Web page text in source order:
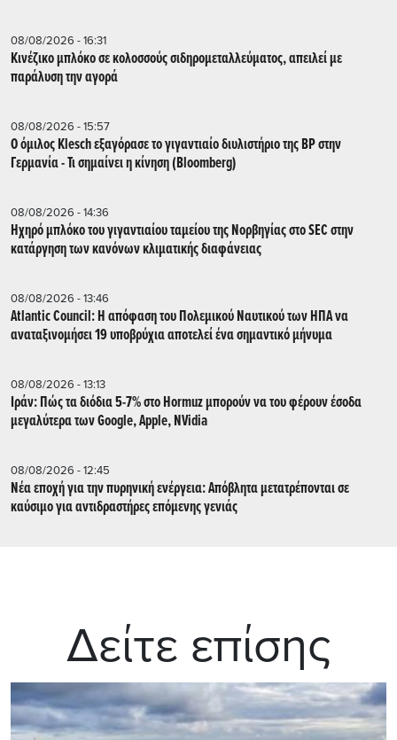
08/08/2026 - 16:31
Κινέζικο μπλόκο σε κολοσσούς σιδηρομεταλλεύματος, απειλεί με
παράλυση την αγορά
08/08/2026 - 15:57
Ο όμιλος Klesch εξαγόρασε το γιγαντιαίο διυλιστήριο της BP στην
Γερμανία - Τι σημαίνει η κίνηση (Βloomberg)
08/08/2026 - 14:36
Ηχηρό μπλόκο του γιγαντιαίου ταμείου της Νορβηγίας στο SEC στην
κατάργηση των κανόνων κλιματικής διαφάνειας
08/08/2026 - 13:46
Atlantic Council: Η απόφαση του Πολεμικού Ναυτικού των ΗΠΑ να
αναταξινομήσει 19 υποβρύχια αποτελεί ένα σημαντικό μήνυμα
08/08/2026 - 13:13
Ιράν: Πώς τα διόδια 5-7% στο Hormuz μπορούν να του φέρουν έσοδα
μεγαλύτερα των Google, Apple, NVidia
08/08/2026 - 12:45
Νέα εποχή για την πυρηνική ενέργεια: Απόβλητα μετατρέπονται σε
καύσιμο για αντιδραστήρες επόμενης γενιάς
Δείτε επίσης